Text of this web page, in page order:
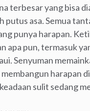
terbesar yang bisa
putus asa. Semua
punya harapan.
apa pun, termasuk
Senyuman
harapan
sulit sedang